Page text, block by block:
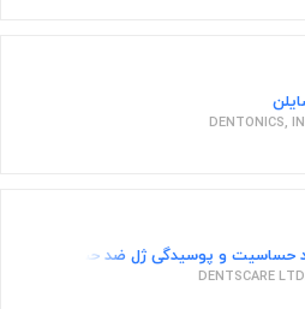
و پوسیدگی ژل ضد حساسیت لثه و